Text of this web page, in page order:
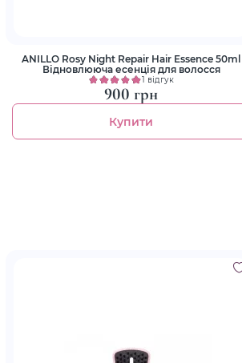
ANILLO Rosy Night Repair Hair Essence 50ml
Відновлююча есенція для волосся
1 відгук
900 грн
Купити